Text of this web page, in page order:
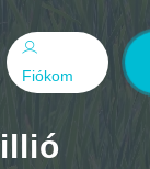
Fiókom